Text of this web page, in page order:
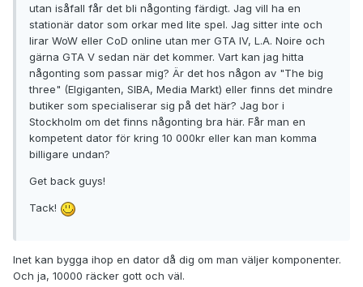
utan isåfall får det bli någonting färdigt. Jag vill ha en
stationär dator som orkar med lite spel. Jag sitter inte och
lirar WoW eller CoD online utan mer GTA IV, L.A. Noire och
gärna GTA V sedan när det kommer. Vart kan jag hitta
någonting som passar mig? Är det hos någon av "The big
three" (Elgiganten, SIBA, Media Markt) eller finns det mindre
butiker som specialiserar sig på det här? Jag bor i
Stockholm om det finns någonting bra här. Får man en
kompetent dator för kring 10 000kr eller kan man komma
billigare undan?
Get back guys!
Tack!
Inet kan bygga ihop en dator då dig om man väljer komponenter.
Och ja, 10000 räcker gott och väl.